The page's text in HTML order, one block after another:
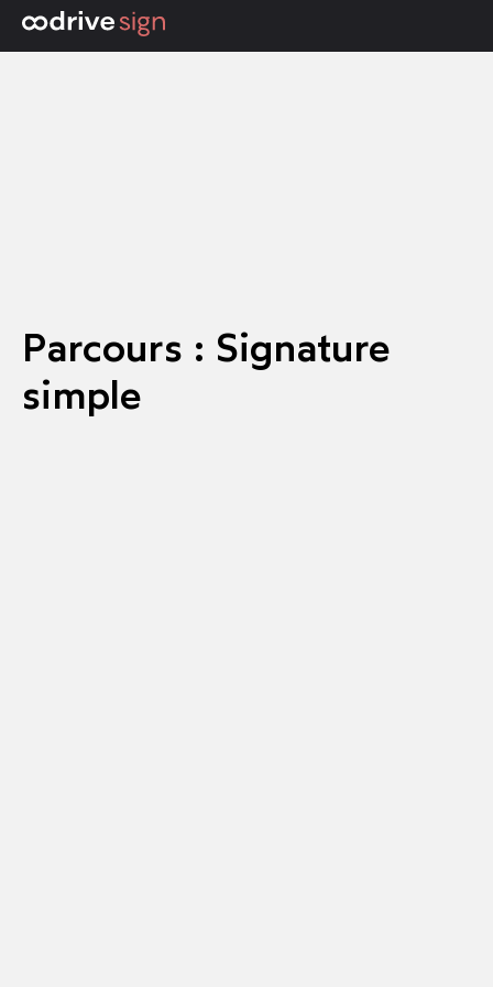
Parcours : Signature
simple